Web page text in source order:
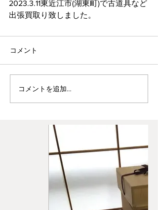
2023.3.11東近江市(湖東町)で古道具など
出張買取り致しました。
コメント
コメントを追加…